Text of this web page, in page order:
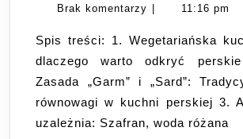
–
raj
na
Hus
Brak komentarzy
11:16 pm
Spis treści: 1. Wegetariańska kuchnia Iranu –
dlaczego warto odkryć
Zasada „Garm” i „Sard”:
równowagi w kuchni perskiej 3.
uzależnia: Szafran, woda różana